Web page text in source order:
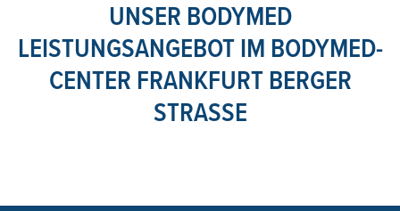
UNSER BODYMED
LEISTUNGSANGEBOT IM BODYMED-
CENTER FRANKFURT BERGER
STRASSE